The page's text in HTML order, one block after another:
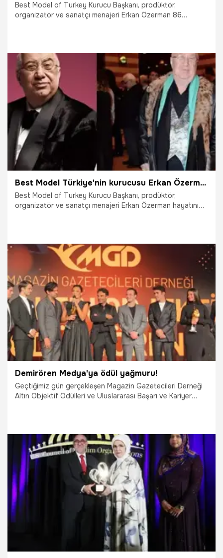
Best Model of Turkey Kurucu Başkanı, prodüktör,
organizatör ve sanatçı menajeri Erkan Özerman 86
13.02.2024 Magazin
Best Model Türkiye'nin kurucusu Erkan Özerman hayatını kaybetti
Best Model of Turkey Kurucu Başkanı, prodüktör,
organizatör ve sanatçı menajeri Erkan Özerman hayatını
13.02.2024 Magazin
Demirören Medya'ya ödül yağmuru!
Geçtiğimiz gün gerçekleşen Magazin Gazetecileri Derneği
Altın Objektif Ödülleri ve Uluslararası Başarı ve Kariyer
4.10.2022 Televizyon